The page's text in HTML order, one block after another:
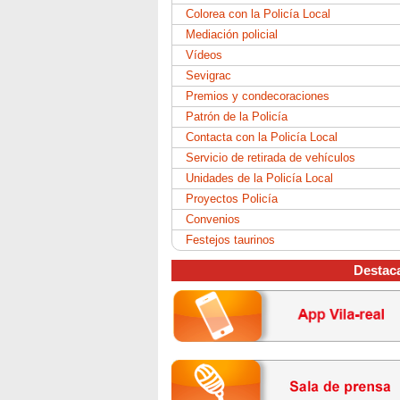
Colorea con la Policía Local
Mediación policial
Vídeos
Sevigrac
Premios y condecoraciones
Patrón de la Policía
Contacta con la Policía Local
Servicio de retirada de vehículos
Unidades de la Policía Local
Proyectos Policía
Convenios
Festejos taurinos